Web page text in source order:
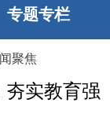
专题专栏
聚焦
夯实教育强